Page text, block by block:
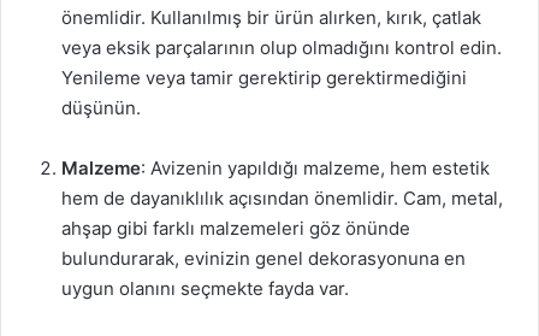
önemlidir. Kullanılmış bir ürün alırken, kırık, çatlak
veya eksik parçalarının olup olmadığını kontrol edin.
Yenileme veya tamir gerektirip gerektirmediğini
düşünün.
Malzeme: Avizenin yapıldığı malzeme, hem estetik
hem de dayanıklılık açısından önemlidir. Cam, metal,
ahşap gibi farklı malzemeleri göz önünde
bulundurarak, evinizin genel dekorasyonuna en
uygun olanını seçmekte fayda var.